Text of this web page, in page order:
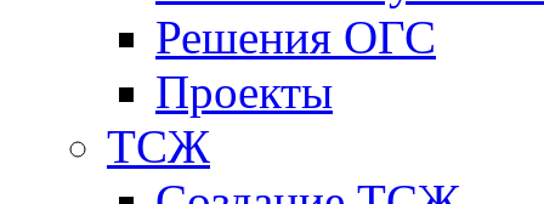
Решения ОГС
Проекты
ТСЖ